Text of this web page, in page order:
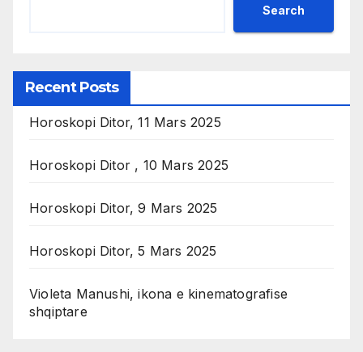
Search
Recent Posts
Horoskopi Ditor, 11 Mars 2025
Horoskopi Ditor , 10 Mars 2025
Horoskopi Ditor, 9 Mars 2025
Horoskopi Ditor, 5 Mars 2025
Violeta Manushi, ikona e kinematografise
shqiptare